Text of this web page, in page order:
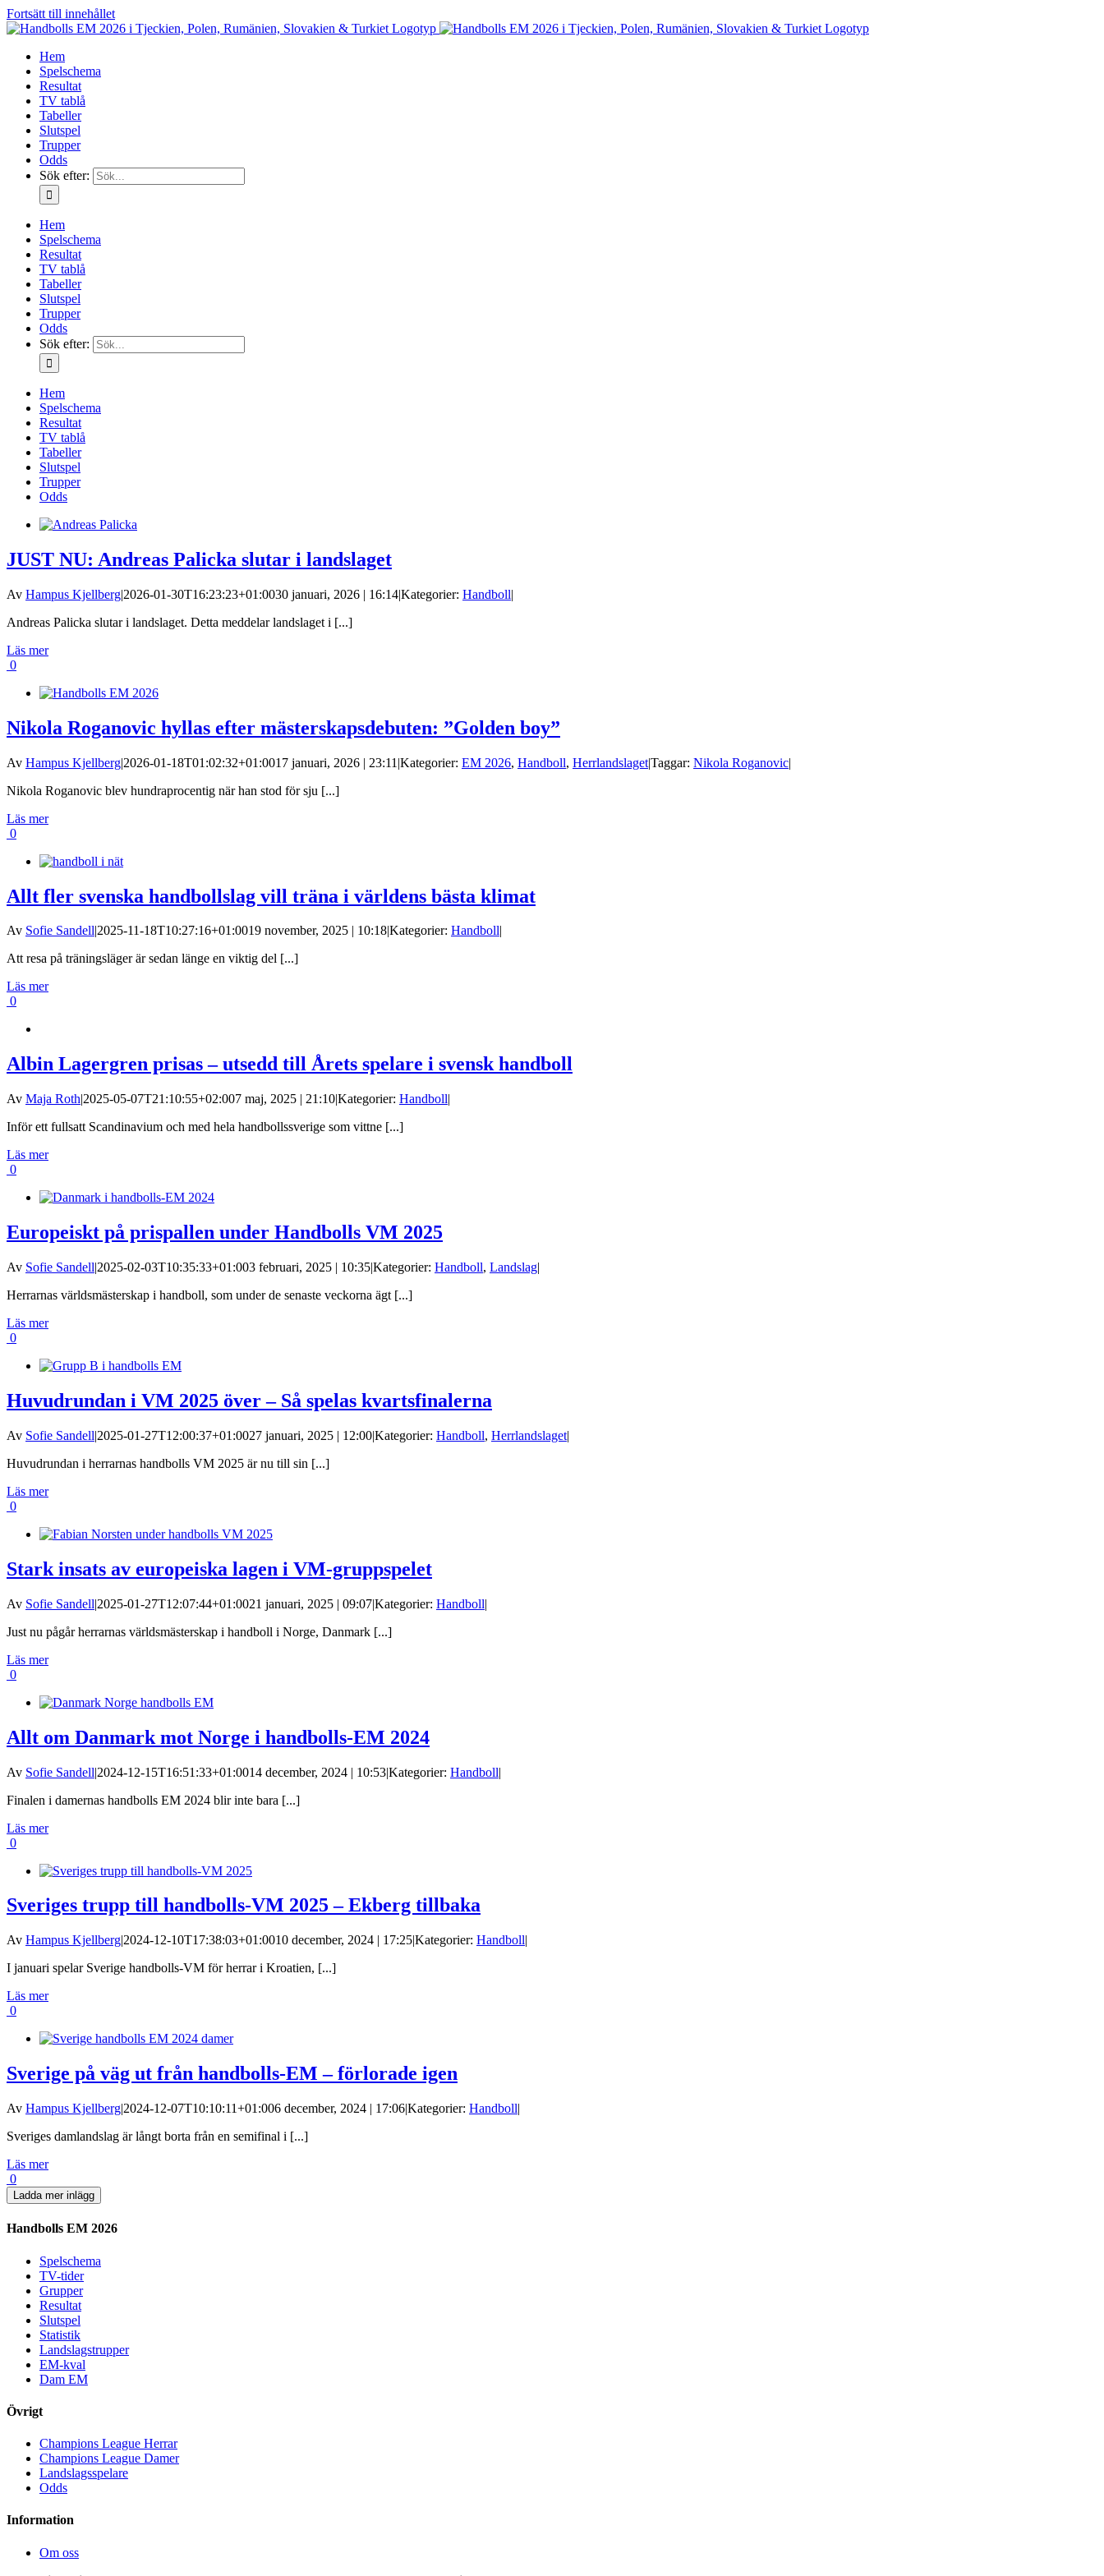
Fortsätt till innehållet
Hem
Spelschema
Resultat
TV tablå
Tabeller
Slutspel
Trupper
Odds
Sök efter:
Hem
Spelschema
Resultat
TV tablå
Tabeller
Slutspel
Trupper
Odds
Sök efter:
Hem
Spelschema
Resultat
TV tablå
Tabeller
Slutspel
Trupper
Odds
JUST NU: Andreas Palicka slutar i landslaget
Av Hampus Kjellberg|2026-01-30T16:23:23+01:0030 januari, 2026 | 16:14|Kategorier: Handboll|
Andreas Palicka slutar i landslaget. Detta meddelar landslaget i [...]
Läs mer
0
Nikola Roganovic hyllas efter mästerskapsdebuten: ”Golden boy”
Av Hampus Kjellberg|2026-01-18T01:02:32+01:0017 januari, 2026 | 23:11 |Kategorier: EM 2026, Handboll, Herrlandslaget|Taggar: Nikola Roganovic|
Nikola Roganovic blev hundraprocentig när han stod för sju [...]
Läs mer
0
Allt fler svenska handbollslag vill träna i världens bästa klimat
Av Sofie Sandell|2025-11-18T10:27:16+01:0019 november, 2025 | 10:18|Kategorier: Handboll|
Att resa på träningsläger är sedan länge en viktig del [...]
Läs mer
0
Albin Lagergren prisas – utsedd till Årets spelare i svensk handboll
Av Maja Roth|2025-05-07T21:10:55+02:007 maj, 2025 | 21:10|Kategorier: Handboll|
Inför ett fullsatt Scandinavium och med hela handbollssverige som vittne [...]
Läs mer
0
Europeiskt på prispallen under Handbolls VM 2025
Av Sofie Sandell|2025-02-03T10:35:33+01:003 februari, 2025 | 10:35|Kategorier: Handboll, Landslag|
Herrarnas världsmästerskap i handboll, som under de senaste veckorna ägt [...]
Läs mer
0
Huvudrundan i VM 2025 över – Så spelas kvartsfinalerna
Av Sofie Sandell|2025-01-27T12:00:37+01:0027 januari, 2025 | 12:00|Kategorier: Handboll, Herrlandslaget|
Huvudrundan i herrarnas handbolls VM 2025 är nu till sin [...]
Läs mer
0
Stark insats av europeiska lagen i VM-gruppspelet
Av Sofie Sandell|2025-01-27T12:07:44+01:0021 januari, 2025 | 09:07|Kategorier: Handboll|
Just nu pågår herrarnas världsmästerskap i handboll i Norge, Danmark [...]
Läs mer
0
Allt om Danmark mot Norge i handbolls-EM 2024
Av Sofie Sandell|2024-12-15T16:51:33+01:0014 december, 2024 | 10:53|Kategorier: Handboll|
Finalen i damernas handbolls EM 2024 blir inte bara [...]
Läs mer
0
Sveriges trupp till handbolls-VM 2025 – Ekberg tillbaka
Av Hampus Kjellberg|2024-12-10T17:38:03+01:0010 december, 2024 | 17:25|Kategorier: Handboll|
I januari spelar Sverige handbolls-VM för herrar i Kroatien, [...]
Läs mer
0
Sverige på väg ut från handbolls-EM – förlorade igen
Av Hampus Kjellberg|2024-12-07T10:10:11+01:006 december, 2024 | 17:06|Kategorier: Handboll|
Sveriges damlandslag är långt borta från en semifinal i [...]
Läs mer
0
Ladda mer inlägg
Handbolls EM 2026
Spelschema
TV-tider
Grupper
Resultat
Slutspel
Statistik
Landslagstrupper
EM-kval
Dam EM
Övrigt
Champions League Herrar
Champions League Damer
Landslagsspelare
Odds
Information
Om oss